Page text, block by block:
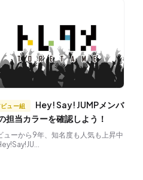
ュー組
担当カラーを確認しよう！
ューから9年、知名度も人気も上昇中